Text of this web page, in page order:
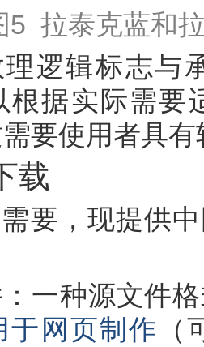
5 拉泰克蓝和
逻辑标志与
根据实际需要
要使用者具
载
要，现提供
一种源文件
于网页制作